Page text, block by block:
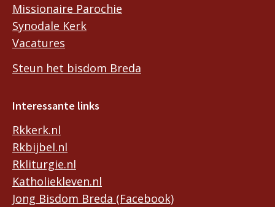
Missionaire Parochie
Synodale Kerk
Vacatures
Steun het bisdom Breda
Interessante links
Rkkerk.nl
Rkbijbel.nl
Rkliturgie.nl
Katholiekleven.nl
Jong Bisdom Breda (Facebook)